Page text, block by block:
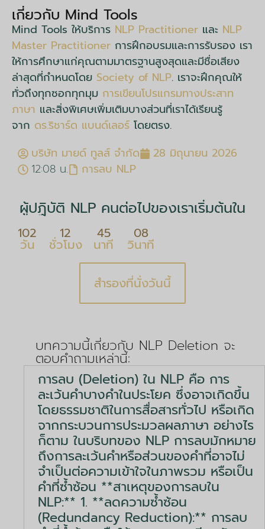
เกี่ยวกับ Mind Tools
Mind Tools ให้บริการ NLP Practitioner และ NLP
Master Practitioner การฝึกอบรมและการรับรอง เรา
ให้การศึกษาแก่คุณตามมาตรฐานสูงสุดและมีชื่อเสียง
ล่าสุดที่กำหนดโดย Society of NLP. เราจะฝึกคุณให้
ทั่วถึงทุกซอกทุกมุม การเขียนโปรแกรมทางประสาท
ภาษา และสิ่งพิเศษเพิ่มเติมบางส่วนที่เราได้เรียนรู้
จาก ดร.ริชาร์ด แบนด์เลอร์ โดยตรง.
บริษัท มายด์ ทูลส์ จำกัด
28 มิถุนายน 2026
12:08 น.
การลบ NLP
ผู้ปฏิบัติ NLP คนต่อไปของเราเริ่มต้นใน
102
วัน
12
ชั่วโมง
45
นาที
07
วินาที
สำรองที่นั่งวันนี้
บทความนี้เกี่ยวกับ NLP Deletion จะ
ตอบคำถามเหล่านี้:
การลบ (Deletion) ใน NLP คือ การ
ละเว้นคำบางคำในประโยค ซึ่งอาจเกิดขึ้น
โดยธรรมชาติในการสื่อสารทั่วไป หรือเกิด
จากกระบวนการประมวลผลภาษา อย่างไร
ก็ตาม ในบริบทของ NLP การลบมักหมาย
ถึงการละเว้นคำหรือส่วนของคำที่อาจไม่
จำเป็นต่อความเข้าใจในภาพรวม หรือเป็น
คำที่ซ้ำซ้อน **สาเหตุของการลบใน
NLP:** 1. **ลดความซ้ำซ้อน
(Redundancy Reduction):** การลบ